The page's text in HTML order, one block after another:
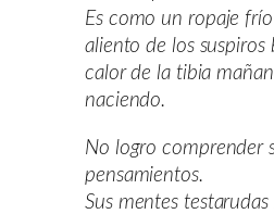
Es como un ropaje
aliento de los suspiros
calor de la tibia
naciendo.
No logro comprender
pensamientos.
Sus mentes